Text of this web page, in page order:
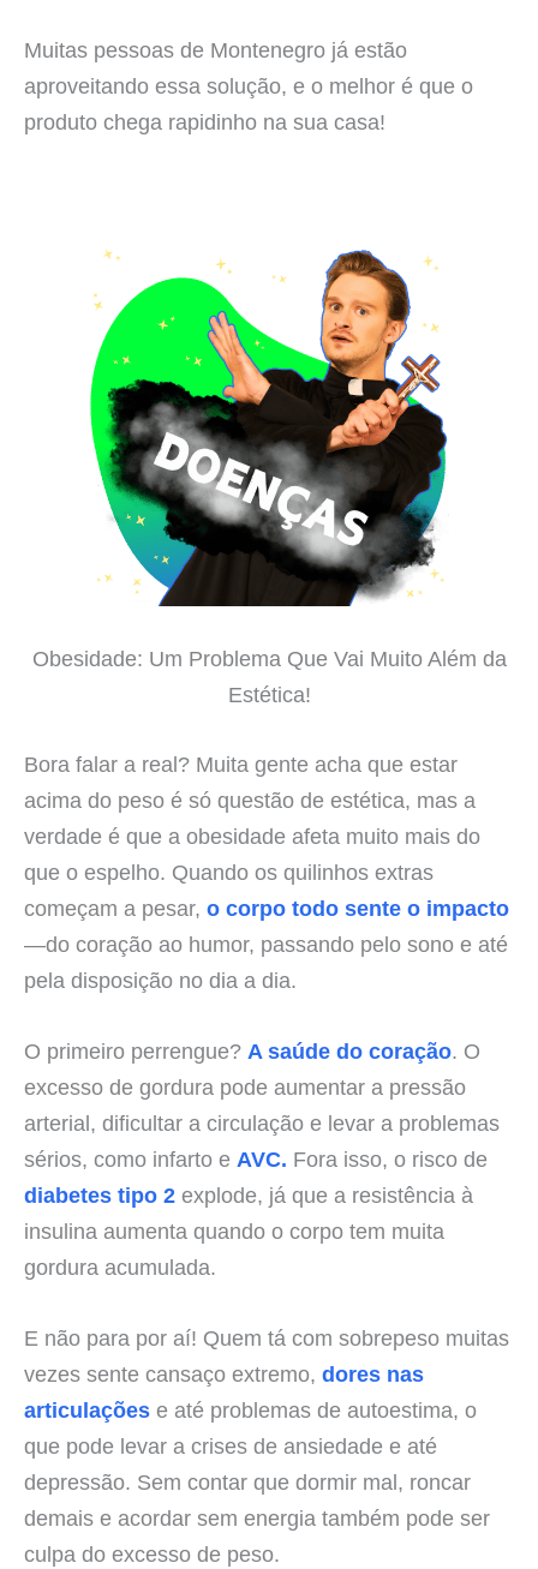
Muitas pessoas de Montenegro já estão
aproveitando essa solução, e o melhor é que o
produto chega rapidinho na sua casa!
Obesidade: Um Problema Que Vai Muito Além da
Estética!
Bora falar a real? Muita gente acha que estar
acima do peso é só questão de estética, mas a
verdade é que a obesidade afeta muito mais do
que o espelho. Quando os quilinhos extras
começam a pesar, o corpo todo sente o impacto
—do coração ao humor, passando pelo sono e até
pela disposição no dia a dia.
O primeiro perrengue? A saúde do coração. O
excesso de gordura pode aumentar a pressão
arterial, dificultar a circulação e levar a problemas
sérios, como infarto e AVC. Fora isso, o risco de
diabetes tipo 2 explode, já que a resistência à
insulina aumenta quando o corpo tem muita
gordura acumulada.
E não para por aí! Quem tá com sobrepeso muitas
vezes sente cansaço extremo, dores nas
articulações e até problemas de autoestima, o
que pode levar a crises de ansiedade e até
depressão. Sem contar que dormir mal, roncar
demais e acordar sem energia também pode ser
culpa do excesso de peso.